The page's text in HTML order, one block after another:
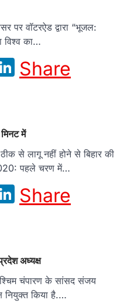
पर वॉटरऐड द्वारा “भूजल:
विश्व का…
LinkedIn
Share
में
से लागू नहीं होने से बिहार की
पहले चरण में…
LinkedIn
Share
अध्यक्ष
चंपारण के सांसद संजय
नियुक्त किया है.…